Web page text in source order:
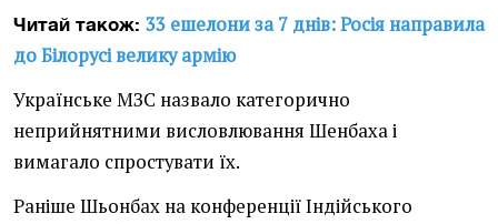
Читай також: 33 ешелони за 7 днів: Росія направила
до Білорусі велику армію
Українське МЗС назвало категорично
неприйнятними висловлювання Шенбаха і
вимагало спростувати їх.
Раніше Шьонбах на конференції Індійського